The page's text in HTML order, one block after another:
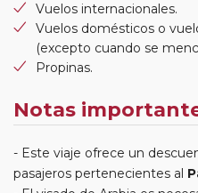
Vuelos internacionales.
Vuelos domésticos o
(excepto cuando se
Propinas.
Notas
Este viaje ofrece un
pasajeros pertenecientes al